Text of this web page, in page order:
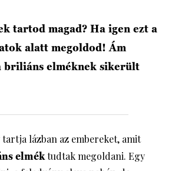
tartod magad? Ha igen ezt a
alatt megoldod! Ám
briliáns elméknek sikerült
lázban az embereket, amit
elméktudtak megoldani. Egy